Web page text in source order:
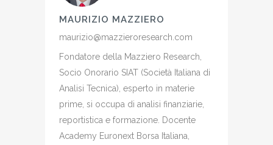
MAURIZIO MAZZIERO
maurizio@mazzieroresearch.com
Fondatore della Mazziero Research,
Socio Onorario SIAT (Società Italiana di
Analisi Tecnica), esperto in materie
prime, si occupa di analisi finanziarie,
reportistica e formazione. Docente
Academy Euronext Borsa Italiana,